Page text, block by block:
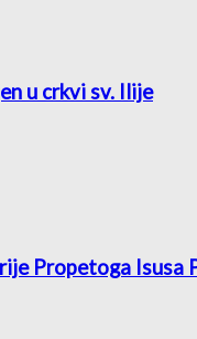
u crkvi sv. Ilije
Propetoga Isusa